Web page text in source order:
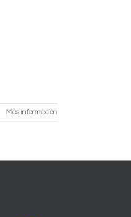
Más información